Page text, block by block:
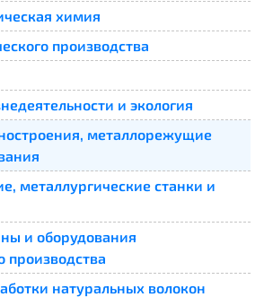
химия
производства
и экология
металлорежущие
металлургические станки и
и оборудования
производства
натуральных волокон